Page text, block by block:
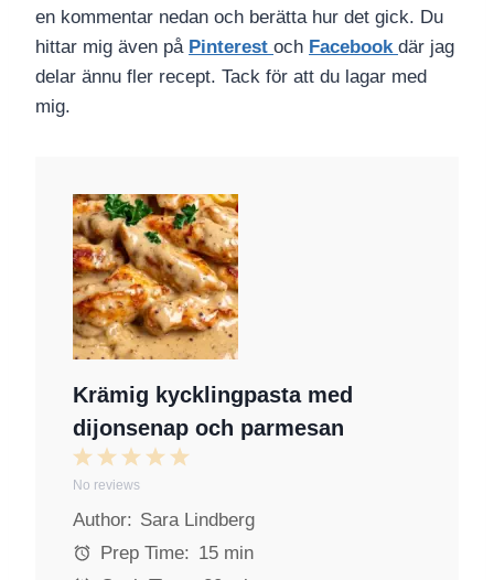
en kommentar nedan och berätta hur det gick. Du
hittar mig även på Pinterest och Facebook där jag
delar ännu fler recept. Tack för att du lagar med
mig.
Krämig kycklingpasta med
dijonsenap och parmesan
5
t
4
t
a
3
t
a
2
S
t
a
1
S
t
a
No reviews
Author: Sara Lindberg
Prep Time: 15 min